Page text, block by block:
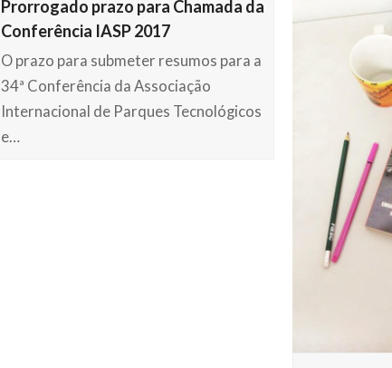
Prorrogado prazo para Chamada da
Conferência IASP 2017
O prazo para submeter resumos para a
34ª Conferência da Associação
Internacional de Parques Tecnológicos
e…